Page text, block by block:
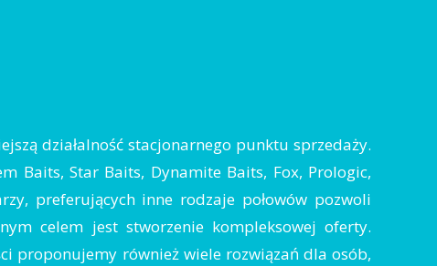
działalność stacjonarnego punktu sprzedaży.
Baits, Star Baits, Dynamite Baits, Fox, Prologic,
preferujących inne rodzaje połowów pozwoli
celem jest stworzenie kompleksowej oferty.
proponujemy również wiele rozwiązań dla osób,